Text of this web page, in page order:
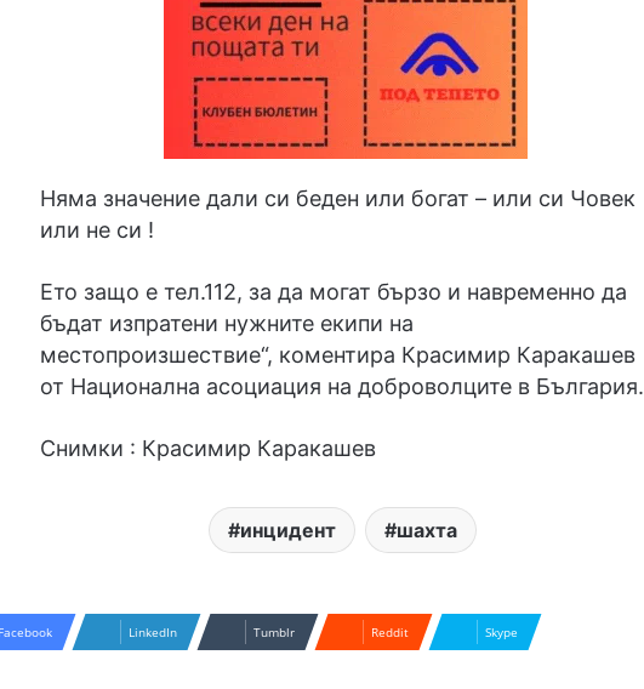
Няма значение дали си беден или богат – или си Човек
или не си !
Ето защо е тел.112, за да могат бързо и навременно да
бъдат изпратени нужните екипи на
местопроизшествие“, коментира Красимир Каракашев
от Национална асоциация на доброволците в България.
Снимки : Красимир Каракашев
инцидент шахта
Facebook LinkedIn Tumblr Reddit Skype